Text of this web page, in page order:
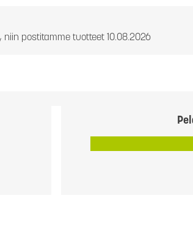
niin postitamme tuotteet 10.08.2026